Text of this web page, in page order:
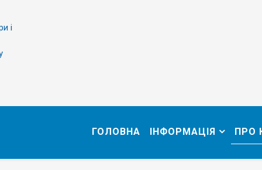
і
ГОЛОВНА ІНФОРМАЦІЯ ПРО